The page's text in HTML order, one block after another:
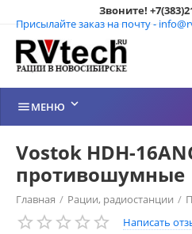
Звоните!
Присылайте заказ на почту -
МЕНЮ 
Vostok HDH-
противошумные
Главная / Рации, радиостанции /
Рации Vostok (Россия) / Гарнитура
Написать